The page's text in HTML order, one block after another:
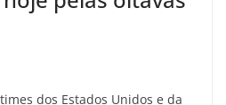
dos Estados Unidos e da